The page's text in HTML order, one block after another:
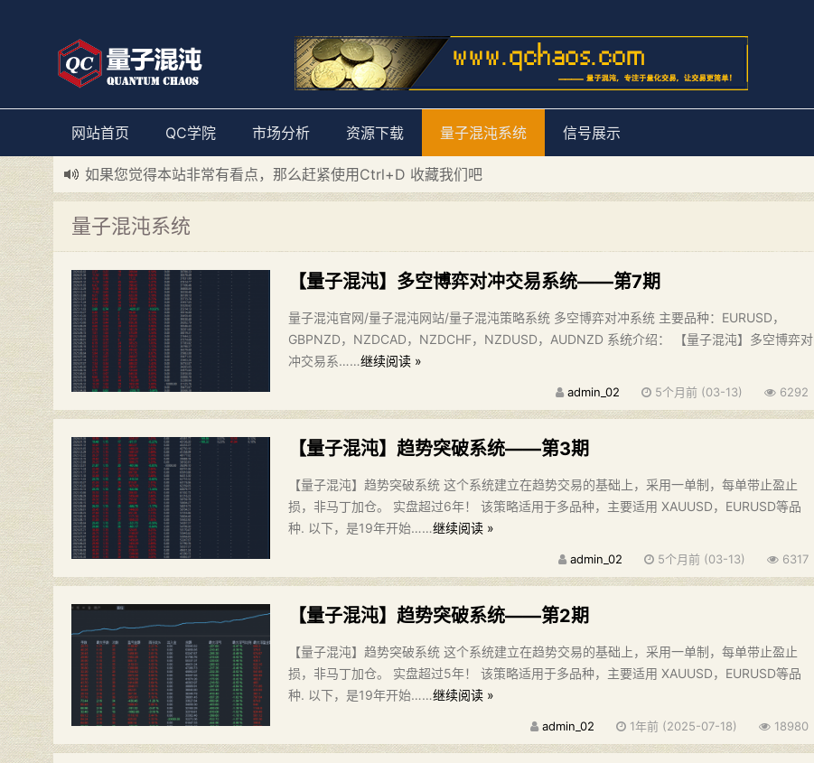
网站首页 QC学院 市场分析 资源下载 量子混沌系统 信号展示
如果您觉得本站非常有看点，那么赶紧使用Ctrl+D 收藏我们吧
新添加量子混沌系统板块，欢迎大家访问！---“量子混沌系统”
量子混沌系统
【量子混沌】多空博弈对冲交易系统——第7期
量子混沌官网/量子混沌网站/量子混沌策略系统 多空博弈对冲系统 主要品种：EURUSD，
GBPNZD，NZDCAD，NZDCHF，NZDUSD，AUDNZD 系统介绍： 【量子混沌】多空博弈对
冲交易系……继续阅读 »
admin_02 5个月前 (03-13) 6292
【量子混沌】趋势突破系统——第3期
【量子混沌】趋势突破系统 这个系统建立在趋势交易的基础上，采用一单制，每单带止盈止
损，非马丁加仓。 实盘超过6年！ 该策略适用于多品种，主要适用 XAUUSD，EURUSD等品
种. 以下，是19年开始……继续阅读 »
admin_02 5个月前 (03-13) 6317
【量子混沌】趋势突破系统——第2期
【量子混沌】趋势突破系统 这个系统建立在趋势交易的基础上，采用一单制，每单带止盈止
损，非马丁加仓。 实盘超过5年！ 该策略适用于多品种，主要适用 XAUUSD，EURUSD等品
种. 以下，是19年开始……继续阅读 »
admin_02 1年前 (2025-07-18) 18980